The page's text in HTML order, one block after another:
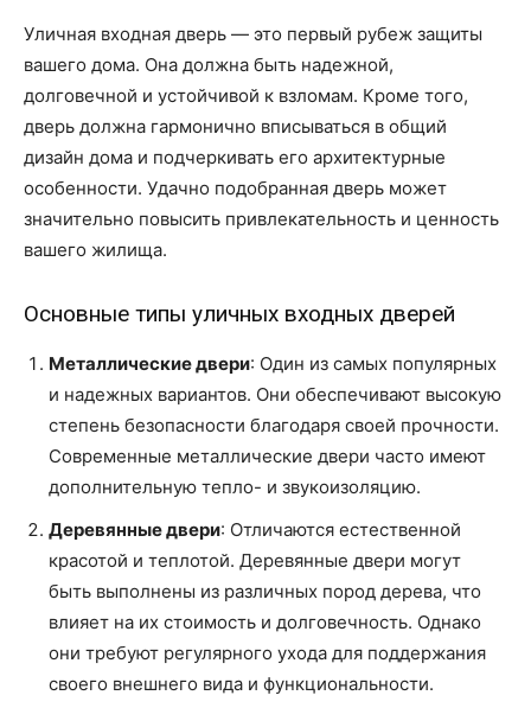
Уличная входная дверь — это первый рубеж защиты
вашего дома. Она должна быть надежной,
долговечной и устойчивой к взломам. Кроме того,
дверь должна гармонично вписываться в общий
дизайн дома и подчеркивать его архитектурные
особенности. Удачно подобранная дверь может
значительно повысить привлекательность и ценность
вашего жилища.
Основные типы уличных входных дверей
Металлические двери: Один из самых популярных
и надежных вариантов. Они обеспечивают высокую
степень безопасности благодаря своей прочности.
Современные металлические двери часто имеют
дополнительную тепло- и звукоизоляцию.
Деревянные двери: Отличаются естественной
красотой и теплотой. Деревянные двери могут
быть выполнены из различных пород дерева, что
влияет на их стоимость и долговечность. Однако
они требуют регулярного ухода для поддержания
своего внешнего вида и функциональности.